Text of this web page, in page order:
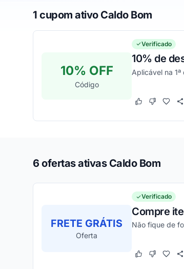
1 cupom ativo Caldo Bom
10% OFF
Código
Verificado
10% de
Aplicável na
Este cupom
Este
6 ofertas ativas Caldo Bom
FRETE GRÁTIS
Oferta
Verificado
Compre
Não fique de
Este cupom
Este